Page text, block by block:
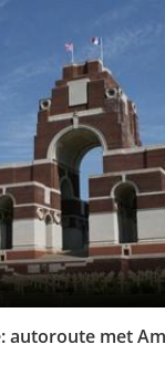
autoroute met